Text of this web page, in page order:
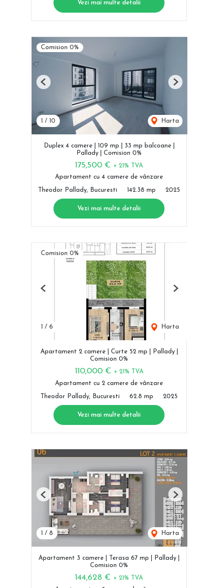
Vezi mai multe detalii
Comision 0%
1 / 10 Harta
Previous Next
Duplex 4 camere | 109 mp | 33 mp balcoane |
Pallady | Comision 0%
175,500 € + 21% TVA
Apartament cu 4 camere de vânzare
Theodor Pallady, Bucuresti 142.38 mp 2025
Vezi mai multe detalii
Comision 0%
/ 6 Harta
Previous Next
Apartament 2 camere | Curte 52 mp | Pallady |
Comision 0%
110,000 € + 21% TVA
Apartament cu 2 camere de vânzare
Theodor Pallady, Bucuresti 62.8 mp 2025
Vezi mai multe detalii
/ 8 Harta
Previous Next
Apartament 3 camere | Terasa 67 mp | Pallady |
Comision 0%
144,628 € + 21% TVA